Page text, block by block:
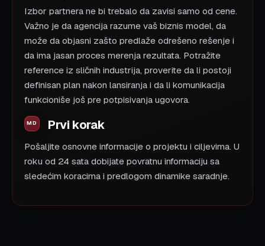
Izbor partnera ne bi trebalo da zavisi samo od cene.
Važno je da agencija razume vaš biznis model, da
može da objasni zašto predlaže odrešeno rešenje i
da ima jasan proces merenja rezultata. Potražite
reference iz sličnih industrija, proverite da li postoji
definisan plan nakon lansiranja i da li komunikacija
funkcioniše još pre potpisivanja ugovora.
Prvi korak
Pošaljite osnovne informacije o projektu i ciljevima. U
roku od 24 sata dobijate povratnu informaciju sa
sledećim koracima i predlogom dinamike saradnje.